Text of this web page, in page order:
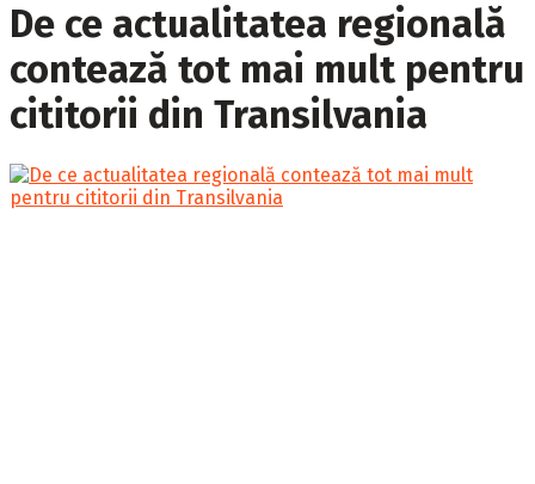
De ce actualitatea regională
contează tot mai mult pentru
cititorii din Transilvania